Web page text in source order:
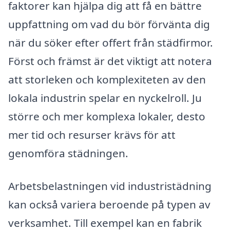
faktorer kan hjälpa dig att få en bättre
uppfattning om vad du bör förvänta dig
när du söker efter offert från städfirmor.
Först och främst är det viktigt att notera
att storleken och komplexiteten av den
lokala industrin spelar en nyckelroll. Ju
större och mer komplexa lokaler, desto
mer tid och resurser krävs för att
genomföra städningen.
Arbetsbelastningen vid industristädning
kan också variera beroende på typen av
verksamhet. Till exempel kan en fabrik